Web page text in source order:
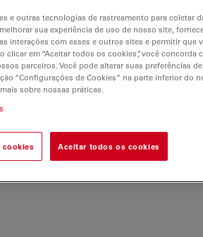
e outras tecnologias de rastreamento para coletar
sua experiência de uso de nosso site,
interações com esses e outros sites e permitir que
em “Aceitar todos os cookies”, você concorda
parceiros. Você pode alterar suas preferências de
“Configurações de Cookies” na parte inferior do
sobre nossas práticas.
Aceitar todos os cookies